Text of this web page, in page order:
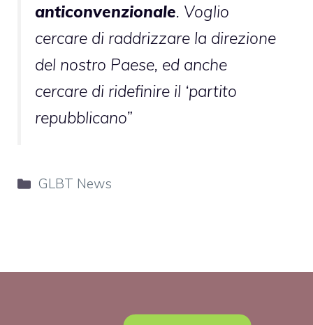
anticonvenzionale. Voglio
cercare di raddrizzare la direzione
del nostro Paese, ed anche
cercare di ridefinire il ‘partito
repubblicano”
Categorie
GLBT News